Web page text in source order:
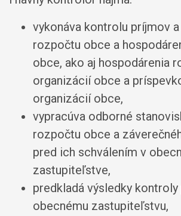
vykonáva kontrolu príjmov
rozpočtu obce a
obce, ako aj hospodárenia
organizácií obce a
organizácií obce,
vypracúva odborné
rozpočtu obce a
pred ich schválením v
zastupiteľstve,
predkladá výsledky
obecnému zastupiteľstvu,